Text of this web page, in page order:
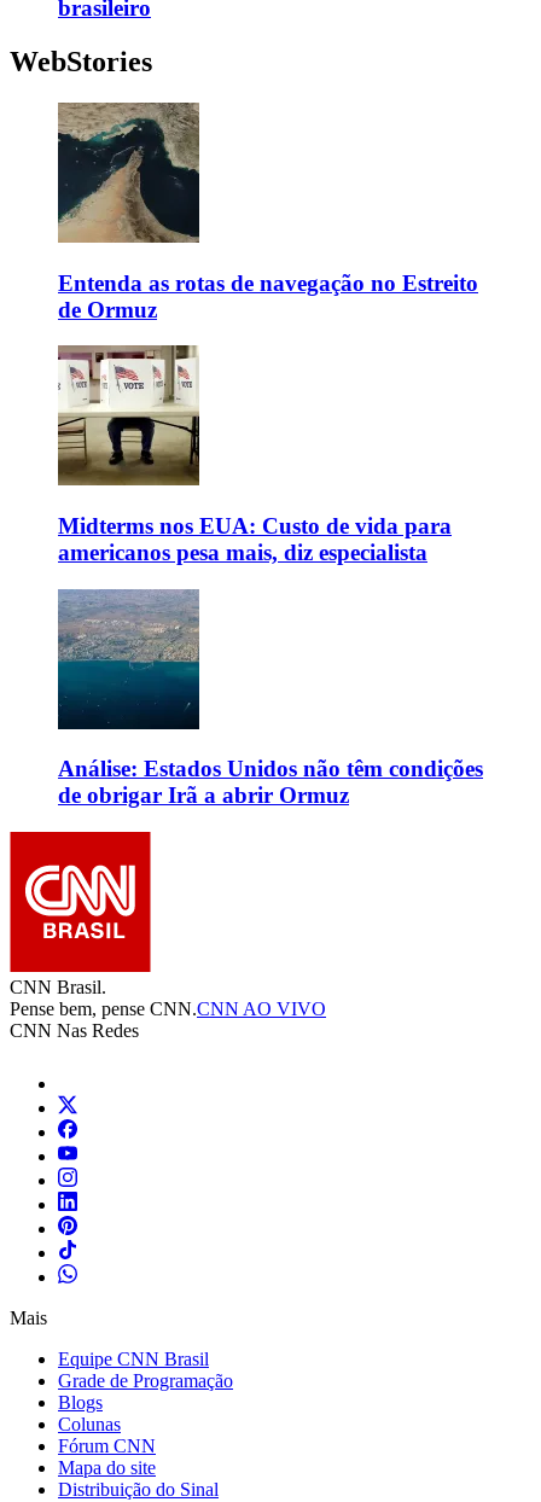
brasileiro
WebStories
Entenda as rotas de navegação no Estreito
de Ormuz
Midterms nos EUA: Custo de vida para
americanos pesa mais, diz especialista
Análise: Estados Unidos não têm condições
de obrigar Irã a abrir Ormuz
CNN Brasil.
Pense bem, pense CNN.CNN AO VIVO
CNN Nas Redes
Mais
Equipe CNN Brasil
Grade de Programação
Blogs
Colunas
Fórum CNN
Mapa do site
Distribuição do Sinal